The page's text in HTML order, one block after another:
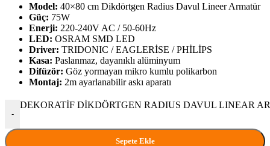
Model: 40×80 cm Dikdörtgen Radius Davul Lineer Armatür
Güç: 75W
Enerji: 220-240V AC / 50-60Hz
LED: OSRAM SMD LED
Driver: TRIDONIC / EAGLERİSE / PHİLİPS
Kasa: Paslanmaz, dayanıklı alüminyum
Difüzör: Göz yormayan mikro kumlu polikarbon
Montaj: 2m ayarlanabilir askı aparatı
-
DEKORATİF DİKDÖRTGEN RADIUS DAVUL LINEAR
Sepete Ekle